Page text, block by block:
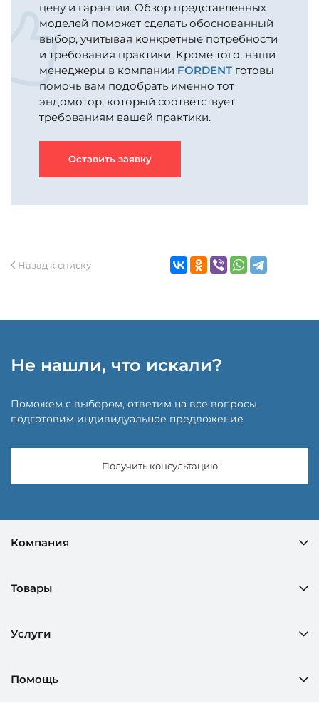
цену и гарантии. Обзор представленных
моделей поможет сделать обоснованный
выбор, учитывая конкретные потребности
и требования практики. Кроме того, наши
менеджеры в компании FORDENT готовы
помочь вам подобрать именно тот
эндомотор, который соответствует
требованиям вашей практики.
Оставить заявку
Назад к списку
Не нашли, что искали?
Поможем с выбором, ответим на все вопросы,
подготовим индивидуальное предложение
Получить консультацию
Компания
Товары
Услуги
Помощь